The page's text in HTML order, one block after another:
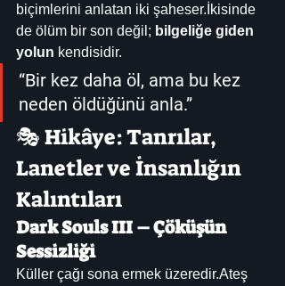
biçimlerini anlatan iki şaheser.İkisinde
de ölüm bir son değil; bilgeliğe giden
yolun kendisidir.
“Bir kez daha öl, ama bu kez
neden öldüğünü anla.”
🎭 Hikâye: Tanrılar,
Lanetler ve İnsanlığın
Kalıntıları
Dark Souls III – Çöküşün
Sessizliği
Küller çağı sona ermek üzeredir.Ateş